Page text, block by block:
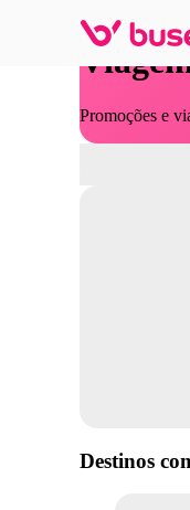
Promoções e
Destinos